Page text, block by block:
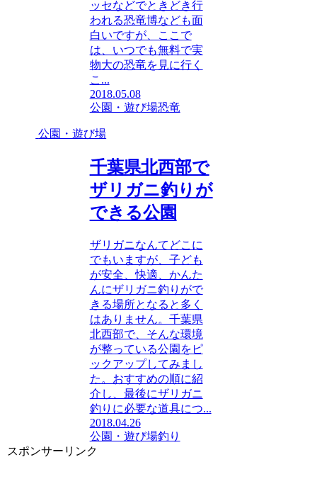
ッセなどでときどき行
われる恐竜博なども面
白いですが、ここで
は、いつでも無料で実
物大の恐竜を見に行く
こ...
2018.05.08
公園・遊び場恐竜
公園・遊び場
千葉県北西部で
ザリガニ釣りが
できる公園
ザリガニなんてどこに
でもいますが、子ども
が安全、快適、かんた
んにザリガニ釣りがで
きる場所となると多く
はありません。千葉県
北西部で、そんな環境
が整っている公園をピ
ックアップしてみまし
た。おすすめの順に紹
介し、最後にザリガニ
釣りに必要な道具につ...
2018.04.26
公園・遊び場釣り
スポンサーリンク